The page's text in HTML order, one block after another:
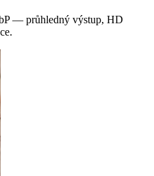
— průhledný výstup, HD